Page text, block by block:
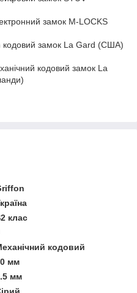
замок M-LOCKS
кодовий замок La Gard (США)
кодовий замок La
клас
кодовий
мм
мм